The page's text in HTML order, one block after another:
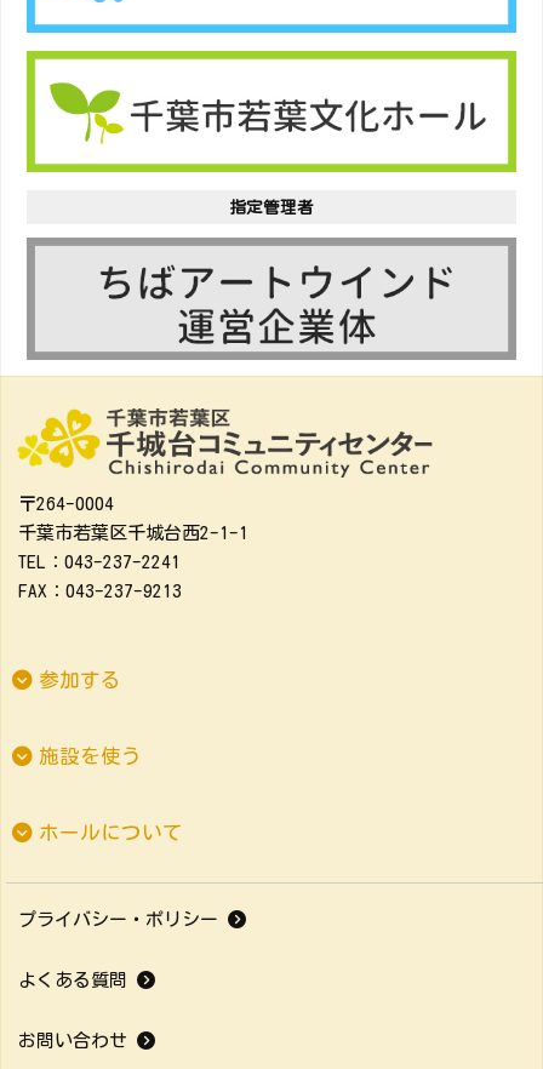
指定管理者
〒264-0004
千葉市若葉区千城台西2-1-1
TEL：043-237-2241
FAX：043-237-9213
参加する
施設を使う
ホールについて
プライバシー・ポリシー
よくある質問
お問い合わせ